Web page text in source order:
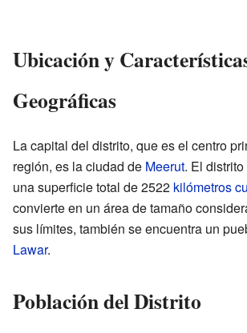
Ubicación y
Geográficas
La capital del distrito, que es el centro
región, es la ciudad de Meerut. El
una superficie total de 2522 kilómetros
convierte en un área de tamaño
sus límites, también se encuentra un
Lawar.
Población del Distrito